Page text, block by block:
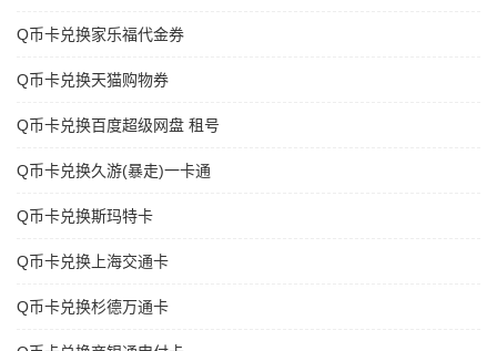
Q币卡兑换家乐福代金券
Q币卡兑换天猫购物券
Q币卡兑换百度超级网盘 租号
Q币卡兑换久游(暴走)一卡通
Q币卡兑换斯玛特卡
Q币卡兑换上海交通卡
Q币卡兑换杉德万通卡